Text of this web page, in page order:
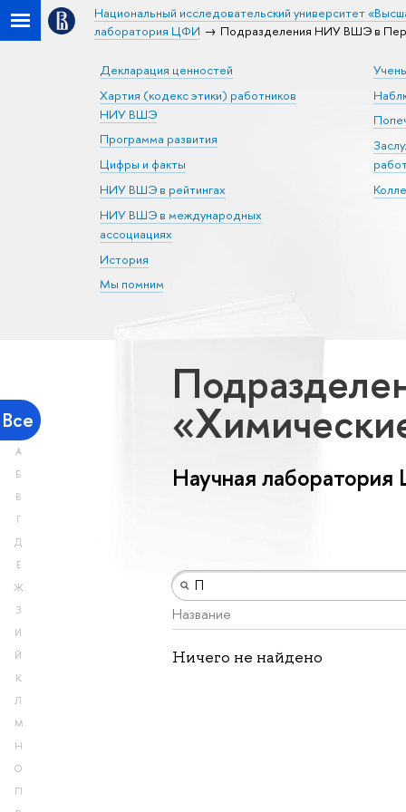
Национальный исследовательский университет
лаборатория ЦФИ
Подразделения НИУ ВШЭ в
Декларация ценностей
Хартия (кодекс этики) работников
НИУ ВШЭ
Программа развития
Цифры и факты
НИУ ВШЭ в рейтингах
НИУ ВШЭ в международных
ассоциациях
История
Мы помним
Все
А
Б
В
Г
Д
Е
Ж
З
И
Й
К
Л
М
Н
О
П
Научная
Название
Ничего не найдено